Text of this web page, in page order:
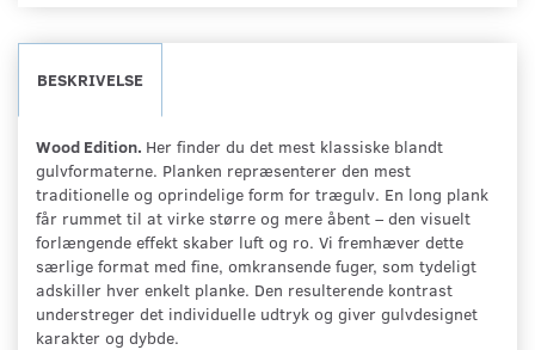
BESKRIVELSE
Wood Edition. Her finder du det mest klassiske blandt
gulvformaterne. Planken repræsenterer den mest
traditionelle og oprindelige form for trægulv. En long plank
får rummet til at virke større og mere åbent – den visuelt
forlængende effekt skaber luft og ro. Vi fremhæver dette
særlige format med fine, omkransende fuger, som tydeligt
adskiller hver enkelt planke. Den resulterende kontrast
understreger det individuelle udtryk og giver gulvdesignet
karakter og dybde.